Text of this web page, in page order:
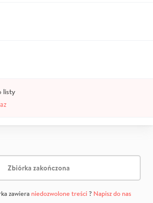
listy
Zbiórka zakończona
zawiera niedozwolone treści? Napisz do nas